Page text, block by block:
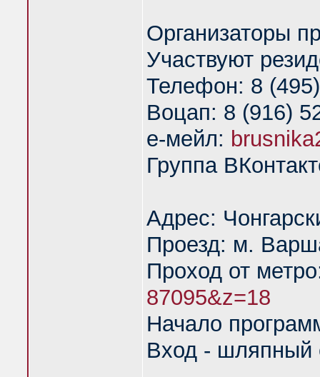
Организаторы
Участвуют
Телефон: 8
Воцап: 8 (916)
е-мейл:
Группа
Адрес:
Проезд: м.
Проход от
87095&z=18
Начало
Вход - шляпный